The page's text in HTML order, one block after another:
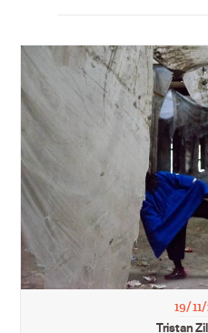
19/
Tristan